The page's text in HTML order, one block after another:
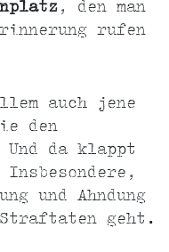
, den man
rufen
auch jene
den
da klappt
und Ahndung
geht.